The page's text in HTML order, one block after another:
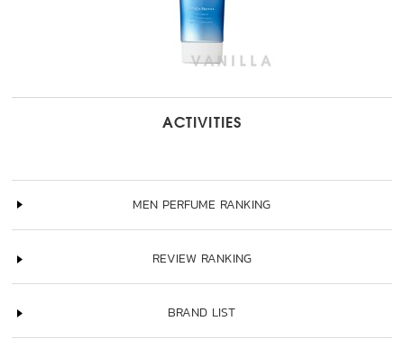
ACTIVITIES
MEN PERFUME RANKING
REVIEW RANKING
BRAND LIST